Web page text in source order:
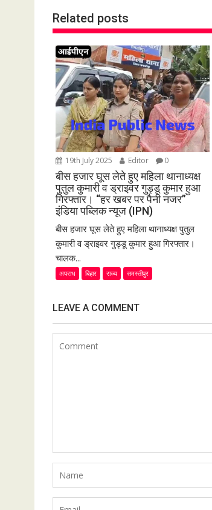
t
n
a
v
i
g
a
t
i
o
n
Related posts
19th July 2025 Editor 0
बीस हजार घूस लेते हुए महिला थानाध्यक्ष
पुतुल कुमारी व ड्राइवर गुड्डू कुमार हुआ
गिरफ्तार। “हर खबर पर पैनी नजर”
इंडिया पब्लिक न्यूज (IPN)
बीस हजार घूस लेते हुए महिला थानाध्यक्ष पुतुल
कुमारी व ड्राइवर गुड्डू कुमार हुआ गिरफ्तार।
चालक...
अपराध बिहार राज्य समस्तीपुर
LEAVE A COMMENT